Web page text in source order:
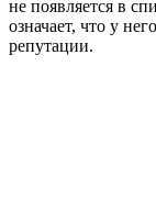
не появляется в
означает, что у
репутации.